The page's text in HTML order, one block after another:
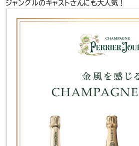
Shop Info 店舗一覧
Entertainment
ジャングルのキャストさんにも大人気！